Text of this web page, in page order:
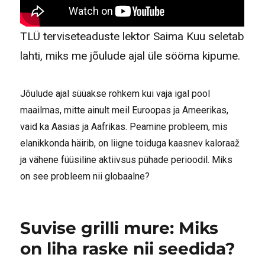
TLÜ terviseteaduste lektor Saima Kuu seletab
lahti, miks me jõulude ajal üle sööma kipume.
Jõulude ajal süüakse rohkem kui vaja igal pool
maailmas, mitte ainult meil Euroopas ja Ameerikas,
vaid ka Aasias ja Aafrikas. Peamine probleem, mis
elanikkonda häirib, on liigne toiduga kaasnev kaloraaž
ja vähene füüsiline aktiivsus pühade perioodil. Miks
on see probleem nii globaalne?
Suvise grilli mure: Miks
on liha raske nii seedida?